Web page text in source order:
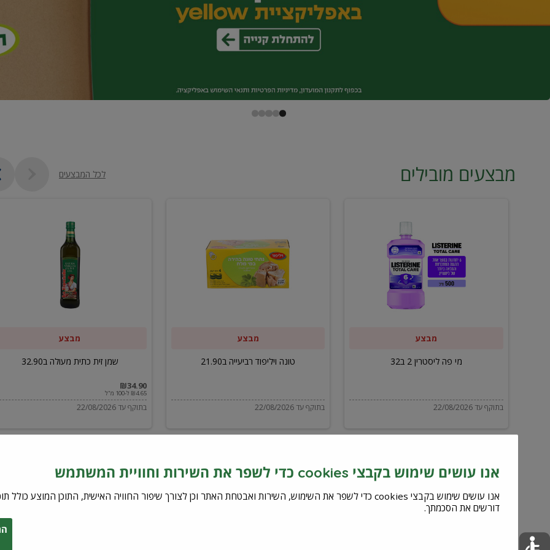
מבצעים מובילים לכל המבצעים
ליסטרין
מבצע
מי פה ליסטרין 2 ב32
בתוקף עד 22/08/2026
ויליפוד
רביעייה
מבצע
טונה ויליפוד רביעייה ב21.90
בתוקף עד 22/08/2026
מבצע
שמן זית כתית מעולה ב32.90
₪34.90
₪4.65 ל-100 מ"ל
בתוקף עד 22/08/2026
אנו עושים שימוש בקבצי cookies כדי לשפר את השירות וחוויית המשתמש
דורשים את הסכמתך.